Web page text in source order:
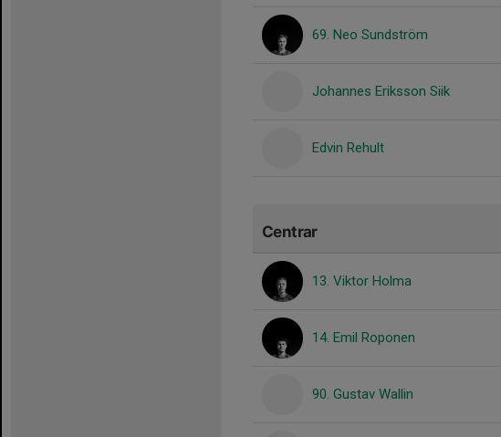
69. Neo Sundström
Johannes Eriksson Siik
Edvin Rehult
Centrar
13. Viktor Holma
14. Emil Roponen
90. Gustav Wallin